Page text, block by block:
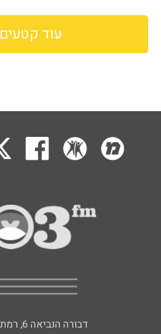
עוד קטעים
דבורה הנביאה 6, רמת השרון